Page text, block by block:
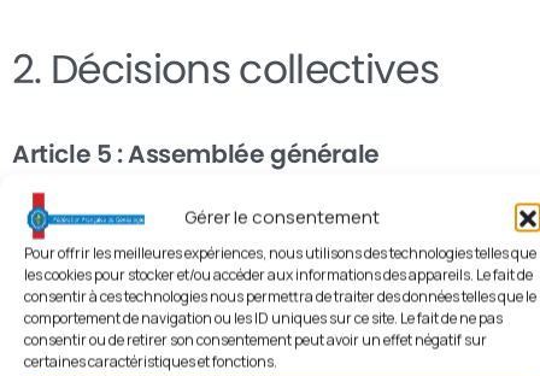
Gérer le consentement
Pour offrir les meilleures expériences, nous utilisons des technologies telles que
les cookies pour stocker et/ou accéder aux informations des appareils. Le fait de
consentir à ces technologies nous permettra de traiter des données telles que le
comportement de navigation ou les ID uniques sur ce site. Le fait de ne pas
consentir ou de retirer son consentement peut avoir un effet négatif sur
certaines caractéristiques et fonctions.
2. Décisionscollectives
Article 5 : Assemblée générale
Dispositions générales, modalités de
convocation :
Les membres de la Fédération se réunissent en
assemblée générale, sur convocation du président, au lieu